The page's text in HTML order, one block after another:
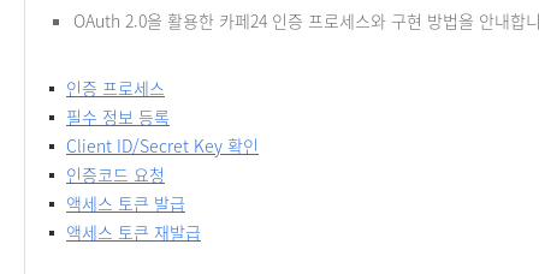
OAuth 2.0을 활용한 카페24 인증 프로세스와 구현 방법을 안내합
인증 프로세스
필수 정보 등록
Client ID/Secret Key 확인
인증코드 요청
액세스 토큰 발급
액세스 토큰 재발급